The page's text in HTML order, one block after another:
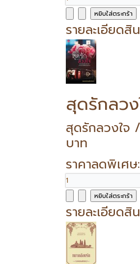
รายละเอียดสิ
สุดรักลวง
สุดรักลวงใ
บาท
ราคาลดพิเศ
รายละเอียดสิ